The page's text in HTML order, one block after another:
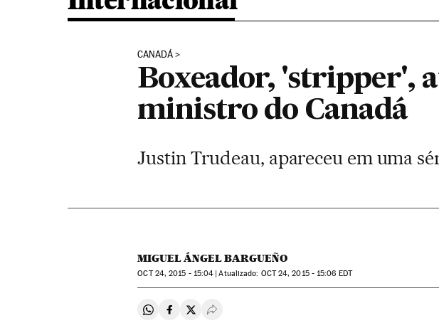
CANADÁ
Boxeador, 'stripper',
ministro do Canadá
Justin Trudeau, apareceu em uma
MIGUEL ÁNGEL BARGUEÑO
OCT24, 2015 - 15:04 atualizado: OCT24, 2015 - 15:06 EDT
Compartir en Whatsapp
Compartir en Facebook
Compartir en Twitter
Desplegar Redes Sociales